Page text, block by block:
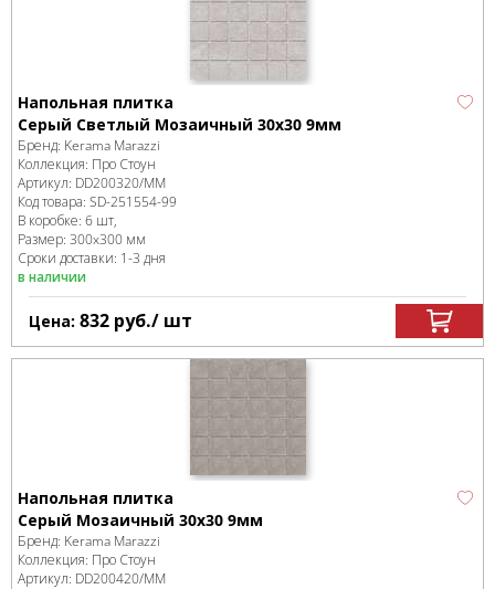
Напольная плитка
Серый Светлый Мозаичный 30x30 9мм
Бренд: Kerama Marazzi
Коллекция: Про Стоун
Артикул: DD200320/MM
Код товара: SD-251554-99
В коробке: 6 шт,
Размер: 300x300 мм
Сроки доставки: 1-3 дня
в наличии
Цена: 832 руб./ шт
Напольная плитка
Серый Мозаичный 30x30 9мм
Бренд: Kerama Marazzi
Коллекция: Про Стоун
Артикул: DD200420/MM